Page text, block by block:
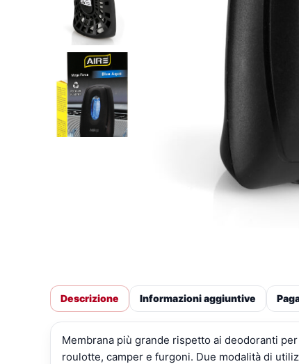
Descrizione Informazioni aggiuntive
Membrana più grande rispetto ai deodoranti
roulotte, camper e furgoni. Due modalità di